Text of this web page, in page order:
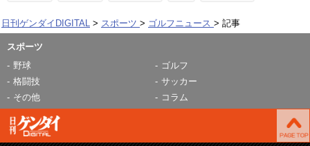
日刊ゲンダイDIGITAL スポーツ ゴルフニュース 記事
スポーツ
野球
ゴルフ
格闘技
サッカー
その他
コラム